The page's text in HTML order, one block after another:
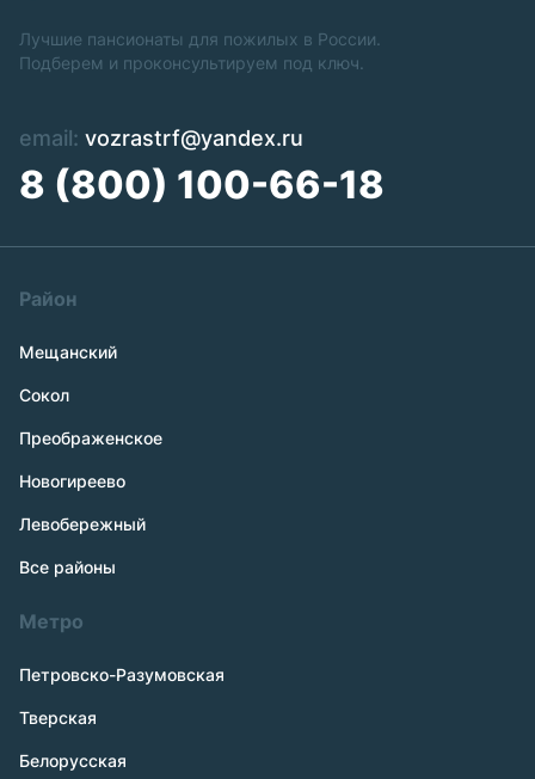
Лучшие пансионаты для пожилых в России.
Подберем и проконсультируем под ключ.
email: vozrastrf@yandex.ru
8 (800) 100-66-18
Район
Мещанский
Сокол
Преображенское
Новогиреево
Левобережный
Все районы
Метро
Петровско-Разумовская
Тверская
Белорусская